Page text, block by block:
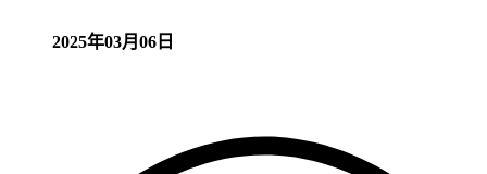
2025年03月06日